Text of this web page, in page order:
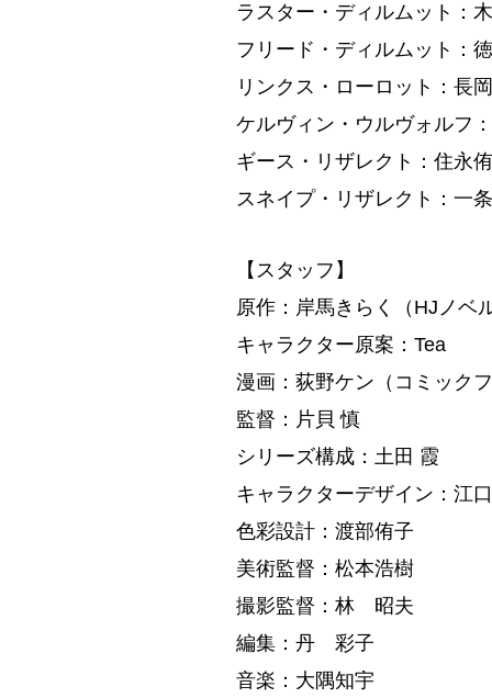
ラスター・ディルムット：
フリード・ディルムット：
リンクス・ローロット：長
ケルヴィン・ウルヴォルフ
ギース・リザレクト：住永
スネイプ・リザレクト：一
【スタッフ】
原作：岸馬きらく（HJノベ
キャラクター原案：Tea
漫画：荻野ケン（コミック
監督：片貝 慎
シリーズ構成：土田 霞
キャラクターデザイン：江
色彩設計：渡部侑子
美術監督：松本浩樹
撮影監督：林 昭夫
編集：丹 彩子
音楽：大隅知宇